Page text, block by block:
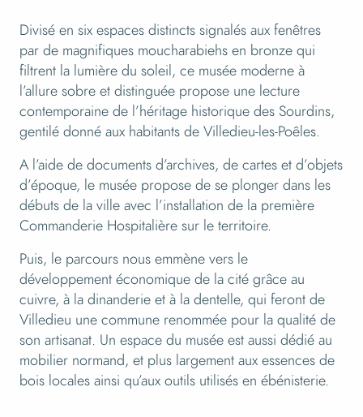
Divisé en six espaces distincts signalés aux fenêtres
par de magnifiques moucharabiehs en bronze qui
filtrent la lumière du soleil, ce musée moderne à
l’allure sobre et distinguée propose une lecture
contemporaine de l’héritage historique des Sourdins,
gentilé donné aux habitants de Villedieu-les-Poêles.
A l’aide de documents d’archives, de cartes et d’objets
d’époque, le musée propose de se plonger dans les
débuts de la ville avec l’installation de la première
Commanderie Hospitalière sur le territoire.
Puis, le parcours nous emmène vers le
développement économique de la cité grâce au
cuivre, à la dinanderie et à la dentelle, qui feront de
Villedieu une commune renommée pour la qualité de
son artisanat. Un espace du musée est aussi dédié au
mobilier normand, et plus largement aux essences de
bois locales ainsi qu’aux outils utilisés en ébénisterie.